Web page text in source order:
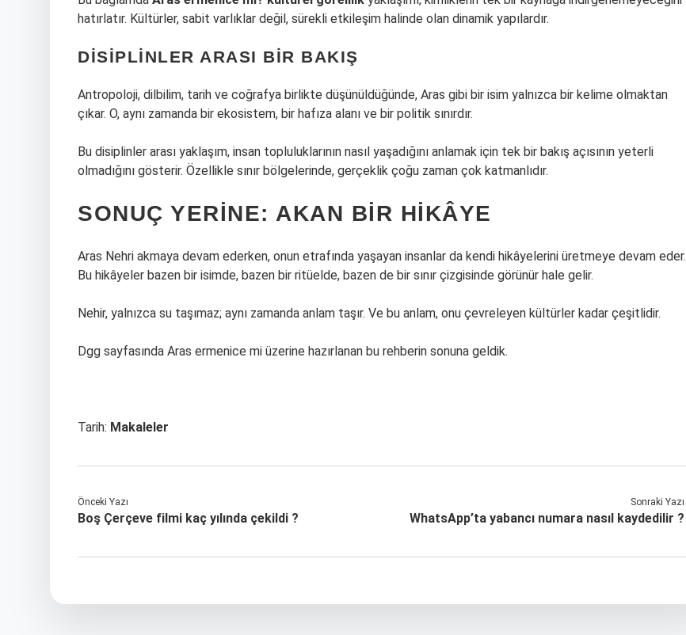
hatırlatır. Kültürler, sabit varlıklar değil, sürekli etkileşim halinde olan dinamik yapılardır.
DISIPLINLER ARASI BIR BAKIŞ
Antropoloji, dilbilim, tarih ve coğrafya birlikte düşünüldüğünde, Aras gibi bir isim yalnızca bir kelime olmaktan
çıkar. O, aynı zamanda bir ekosistem, bir hafıza alanı ve bir politik sınırdır.
Bu disiplinler arası yaklaşım, insan topluluklarının nasıl yaşadığını anlamak için tek bir bakış açısının yeterli
olmadığını gösterir. Özellikle sınır bölgelerinde, gerçeklik çoğu zaman çok katmanlıdır.
SONUÇ YERINE: AKAN BIR HIKÂYE
Aras Nehri akmaya devam ederken, onun etrafında yaşayan insanlar da kendi hikâyelerini üretmeye devam eder.
Bu hikâyeler bazen bir isimde, bazen bir ritüelde, bazen de bir sınır çizgisinde görünür hale gelir.
Nehir, yalnızca su taşımaz; aynı zamanda anlam taşır. Ve bu anlam, onu çevreleyen kültürler kadar çeşitlidir.
Dgg sayfasında Aras ermenice mi üzerine hazırlanan bu rehberin sonuna geldik.
Tarih: Makaleler
Önceki Yazı
Boş Çerçeve filmi kaç yılında çekildi ?
Sonraki Yazı
WhatsApp’ta yabancı numara nasıl kaydedilir ?